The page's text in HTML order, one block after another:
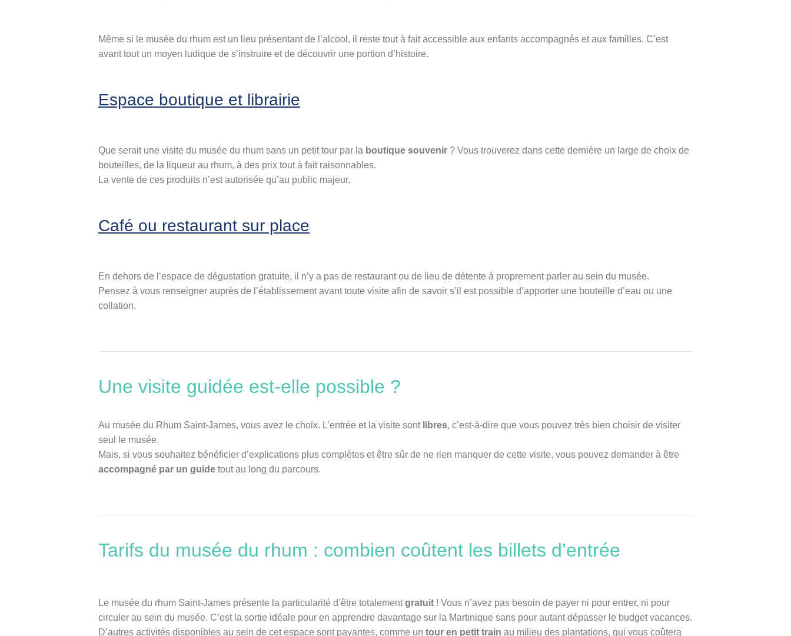
Même si le musée du rhum est un lieu présentant de l’alcool, il reste tout à fait accessible aux enfants accompagnés et aux familles. C’est
avant tout un moyen ludique de s’instruire et de découvrir une portion d’histoire.
Espace boutique et librairie
Que serait une visite du musée du rhum sans un petit tour par la boutique souvenir ? Vous trouverez dans cette dernière un large de choix de
bouteilles, de la liqueur au rhum, à des prix tout à fait raisonnables.
La vente de ces produits n’est autorisée qu’au public majeur.
Café ou restaurant sur place
En dehors de l’espace de dégustation gratuite, il n’y a pas de restaurant ou de lieu de détente à proprement parler au sein du musée.
Pensez à vous renseigner auprès de l’établissement avant toute visite afin de savoir s’il est possible d’apporter une bouteille d’eau ou une
collation.
Une visite guidée est-elle possible ?
Au musée du Rhum Saint-James, vous avez le choix. L’entrée et la visite sont libres, c’est-à-dire que vous pouvez très bien choisir de visiter
seul le musée.
Mais, si vous souhaitez bénéficier d’explications plus complètes et être sûr de ne rien manquer de cette visite, vous pouvez demander à être
accompagné par un guide tout au long du parcours.
Tarifs du musée du rhum : combien coûtent les billets d’entrée
Le musée du rhum Saint-James présente la particularité d’être totalementgratuit ! Vous n’avez pas besoin de payer ni pour entrer, ni pour
circuler au sein du musée. C’est la sortie idéale pour en apprendre davantage sur la Martinique sans pour autant dépasser le budget vacances.
D’autres activités disponibles au sein de cet espace sont payantes, comme un tour en petit train au milieu des plantations, qui vous coûtera